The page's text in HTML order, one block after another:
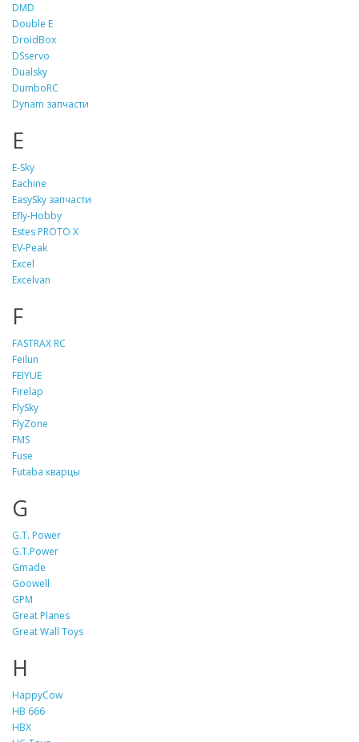
DMD
Double E
DroidBox
DSservo
Dualsky
DumboRC
Dynam запчасти
E
E-Sky
Eachine
EasySky запчасти
Efly-Hobby
Estes PROTO X
EV-Peak
Excel
Excelvan
F
FASTRAX RC
Feilun
FEIYUE
Firelap
FlySky
FlyZone
FMS
Fuse
Futaba кварцы
G
G.T. Power
G.T.Power
Gmade
Goowell
GPM
Great Planes
Great Wall Toys
H
HappyCow
HB 666
HBX